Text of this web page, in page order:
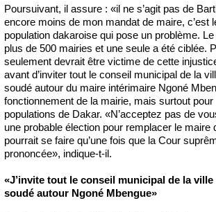
Poursuivant, il assure : «il ne s’agit pas de
encore moins de mon mandat de maire, c’est
population dakaroise qui pose un problème.
plus de 500 mairies et une seule a été ciblée.
seulement devrait être victime de cette
avant d’inviter tout le conseil municipal de la
soudé autour du maire intérimaire Ngoné
fonctionnement de la mairie, mais surtout pour
populations de Dakar. «N’acceptez pas de
une probable élection pour remplacer le maire
pourrait se faire qu’une fois que la Cour
prononcée», indique-t-il.
«J’invite tout le conseil municipal de la
soudé autour Ngoné Mbengue»